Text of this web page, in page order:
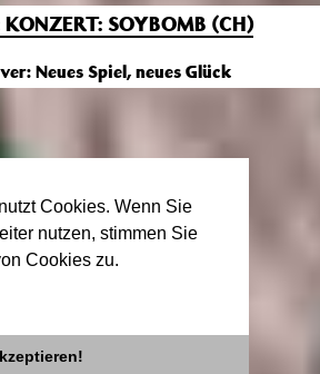
Cookies. Wenn Sie
nutzen, stimmen Sie
Cookies zu.
SOYBOMB (CH)
Neues Spiel, neues Glück